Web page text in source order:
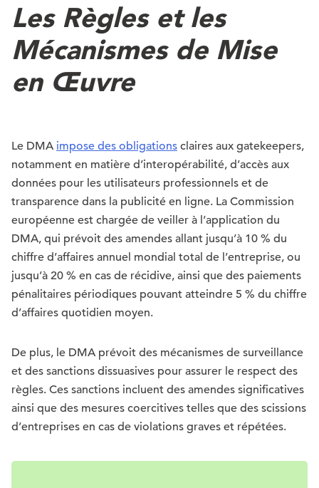
Les Règles et les
Mécanismes de Mise
en Œuvre
Le DMA impose des obligations claires aux gatekeepers,
notamment en matière d’interopérabilité, d’accès aux
données pour les utilisateurs professionnels et de
transparence dans la publicité en ligne. La Commission
européenne est chargée de veiller à l’application du
DMA, qui prévoit des amendes allant jusqu’à 10 % du
chiffre d’affaires annuel mondial total de l’entreprise, ou
jusqu’à 20 % en cas de récidive, ainsi que des paiements
pénalitaires périodiques pouvant atteindre 5 % du chiffre
d’affaires quotidien moyen.
De plus, le DMA prévoit des mécanismes de surveillance
et des sanctions dissuasives pour assurer le respect des
règles. Ces sanctions incluent des amendes significatives
ainsi que des mesures coercitives telles que des scissions
d’entreprises en cas de violations graves et répétées.